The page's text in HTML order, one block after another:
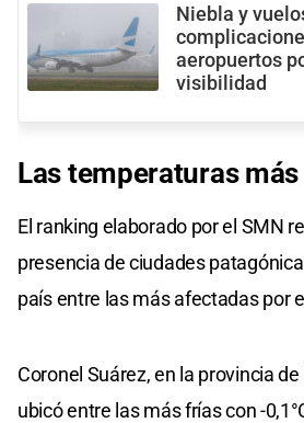
Niebla y
aeropuertos
visibilidad
Las temperaturas
El ranking elaborado por el SMN
presencia de ciudades
país entre las más afectadas por
Coronel Suárez, en la provincia
ubicó entre las más frías con -